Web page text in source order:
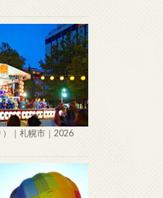
｜札幌市｜2026